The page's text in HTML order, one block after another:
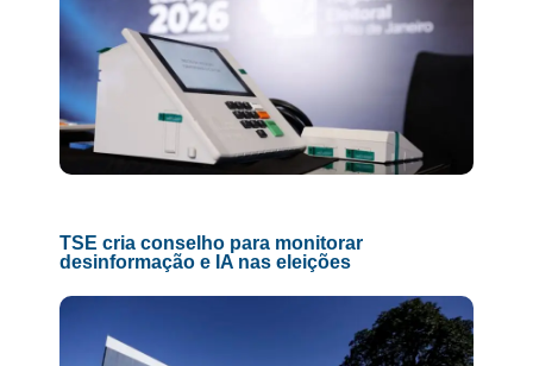
TSE cria conselho para monitorar
desinformação e IA nas eleições